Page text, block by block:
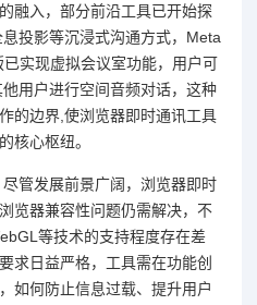
融入，部分前沿工具已开始探
投影等沉浸式沟通方式，Meta
实现虚拟会议室功能，用户可
用户进行空间音频对话，这种
的边界,使浏览器即时通讯工具
核心枢纽。
管发展前景广阔，浏览器即时
览器兼容性问题仍需解决，不
等技术的支持程度存在差
求日益严格，工具需在功能创
如何防止信息过载、提升用户